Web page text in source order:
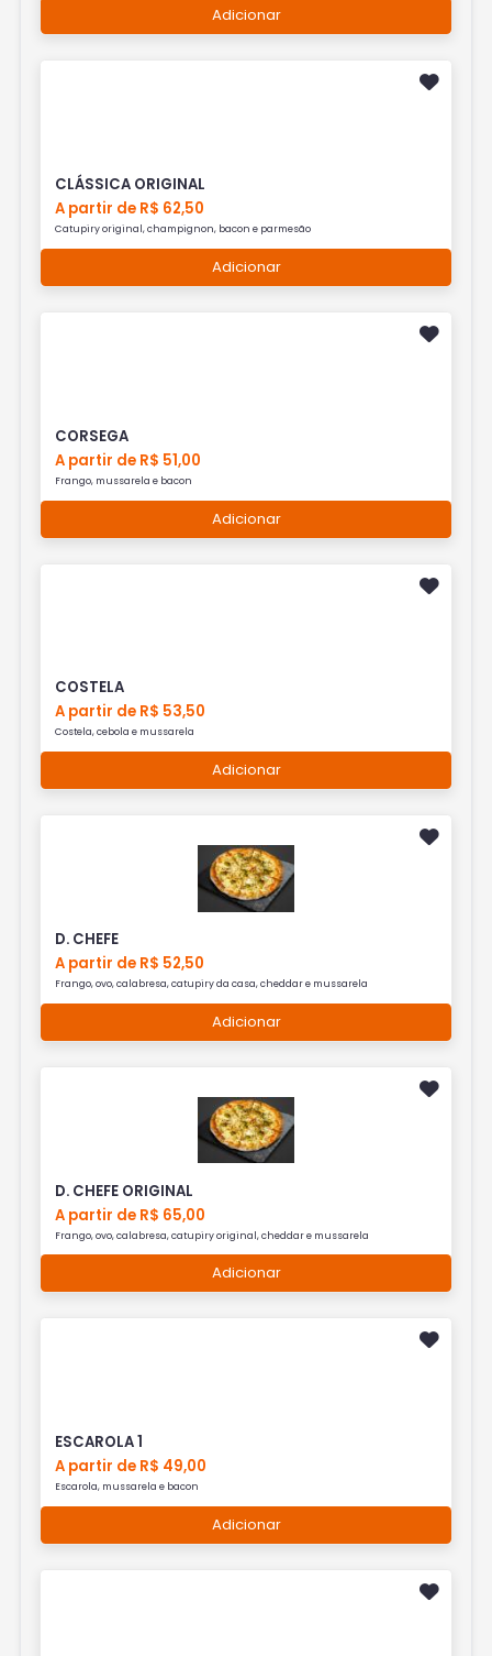
Adicionar
CLÁSSICA ORIGINAL
A partir de R$ 62,50
Catupiry original, champignon, bacon e parmesão
Adicionar
CORSEGA
A partir de R$ 51,00
Frango, mussarela e bacon
Adicionar
COSTELA
A partir de R$ 53,50
Costela, cebola e mussarela
Adicionar
D. CHEFE
A partir de R$ 52,50
Frango, ovo, calabresa, catupiry da casa, cheddar e mussarela
Adicionar
D. CHEFE ORIGINAL
A partir de R$ 65,00
Frango, ovo, calabresa, catupiry original, cheddar e mussarela
Adicionar
ESCAROLA 1
A partir de R$ 49,00
Escarola, mussarela e bacon
Adicionar